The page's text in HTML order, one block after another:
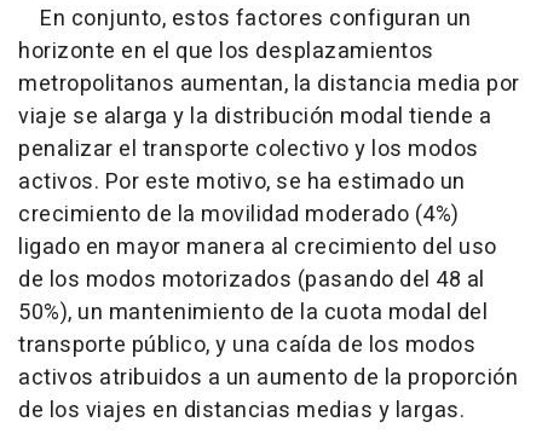
En conjunto, estos factores configuran un
horizonte en el que los desplazamientos
metropolitanos aumentan, la distancia media por
viaje se alarga y la distribución modal tiende a
penalizar el transporte colectivo y los modos
activos. Por este motivo, se ha estimado un
crecimiento de la movilidad moderado (4%)
ligado en mayor manera al crecimiento del uso
de los modos motorizados (pasando del 48 al
50%), un mantenimiento de la cuota modal del
transporte público, y una caída de los modos
activos atribuidos a un aumento de la proporción
de los viajes en distancias medias y largas.